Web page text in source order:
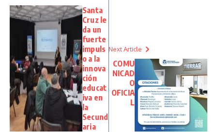
Santa
Cruz le
da un
fuerte
impuls
o a la
innova
ción
educat
iva en
la
Secund
aria
Next Article
COMU
NICAD
O
OFICIA
L